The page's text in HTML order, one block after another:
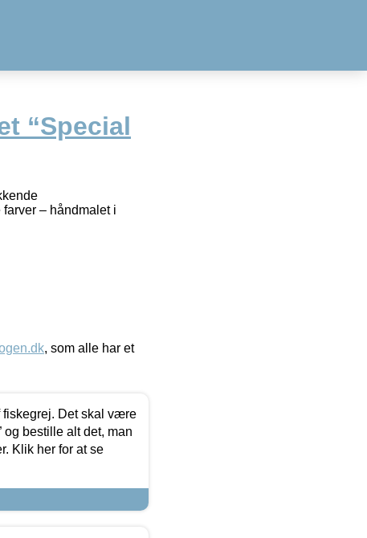
“Special
– håndmalet i
, som alle har et
fiskegrej. Det skal være
og bestille alt det, man
Klik her for at se